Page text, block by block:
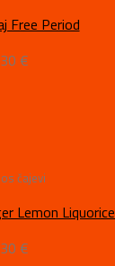
Free Period
€
čajevi
Lemon Liquorice
€